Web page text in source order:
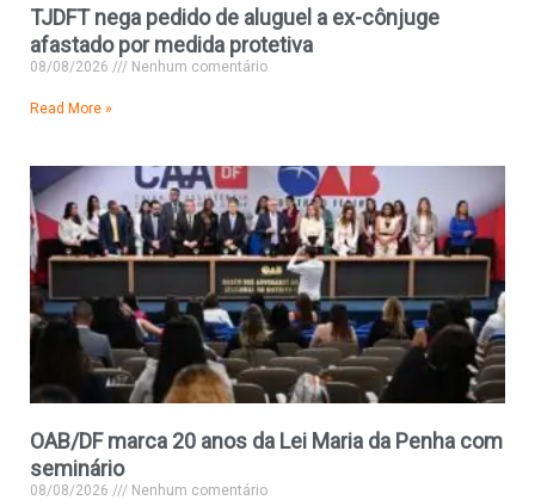
TJDFT nega pedido de aluguel a ex-cônjuge
afastado por medida protetiva
08/08/2026 Nenhum comentário
Read More »
OAB/DF marca 20 anos da Lei Maria da Penha com
seminário
08/08/2026 Nenhum comentário